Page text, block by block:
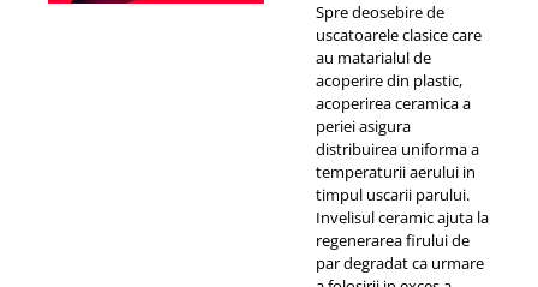
Spre deosebire de
uscatoarele clasice care
au matarialul de
acoperire din plastic,
acoperirea ceramica a
periei asigura
distribuirea uniforma a
temperaturii aerului in
timpul uscarii parului.
Invelisul ceramic ajuta la
regenerarea firului de
par degradat ca urmare